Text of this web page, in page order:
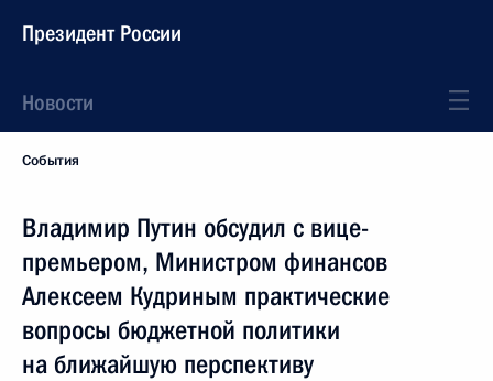
Президент России
Новости
События
Владимир Путин обсудил с вице-
премьером, Министром финансов
Алексеем Кудриным практические
вопросы бюджетной политики
на ближайшую перспективу